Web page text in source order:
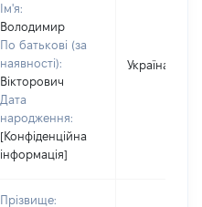
Ім'я:
Володимир
По батькові (за
наявності):
Вікторович
Дата
народження:
[Конфіденційна
інформація]
Україна
Прізвище: